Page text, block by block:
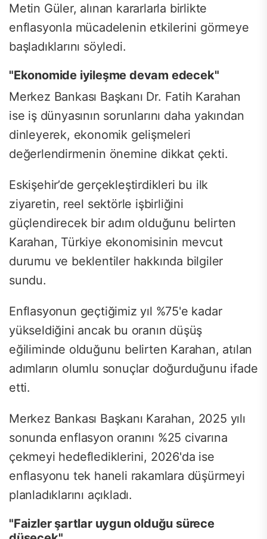
Metin Güler, alınan kararlarla birlikte
enflasyonla mücadelenin etkilerini görmeye
başladıklarını söyledi.
"Ekonomide iyileşme devam edecek"
Merkez Bankası Başkanı Dr. Fatih Karahan
ise iş dünyasının sorunlarını daha yakından
dinleyerek, ekonomik gelişmeleri
değerlendirmenin önemine dikkat çekti.
Eskişehir’de gerçekleştirdikleri bu ilk
ziyaretin, reel sektörle işbirliğini
güçlendirecek bir adım olduğunu belirten
Karahan, Türkiye ekonomisinin mevcut
durumu ve beklentiler hakkında bilgiler
sundu.
Enflasyonun geçtiğimiz yıl %75'e kadar
yükseldiğini ancak bu oranın düşüş
eğiliminde olduğunu belirten Karahan, atılan
adımların olumlu sonuçlar doğurduğunu ifade
etti.
Merkez Bankası Başkanı Karahan, 2025 yılı
sonunda enflasyon oranını %25 civarına
çekmeyi hedeflediklerini, 2026'da ise
enflasyonu tek haneli rakamlara düşürmeyi
planladıklarını açıkladı.
"Faizler şartlar uygun olduğu sürece